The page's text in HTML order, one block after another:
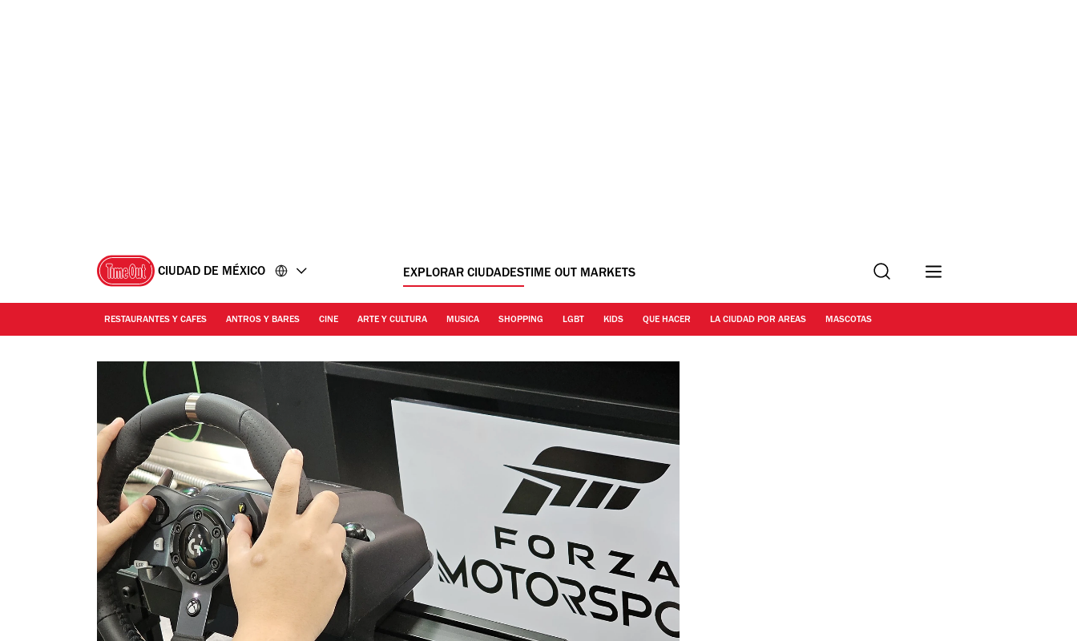
CIUDAD DE MÉXICO EXPLORAR CIUDADESTIME OUT MARKETS Buscar
RESTAURANTES Y CAFES ANTROS Y BARES CINE ARTE Y CULTURA MUSICA SHOPPING LGBT KIDS QUE HACER LA CIUDAD POR AREAS MASCOTAS